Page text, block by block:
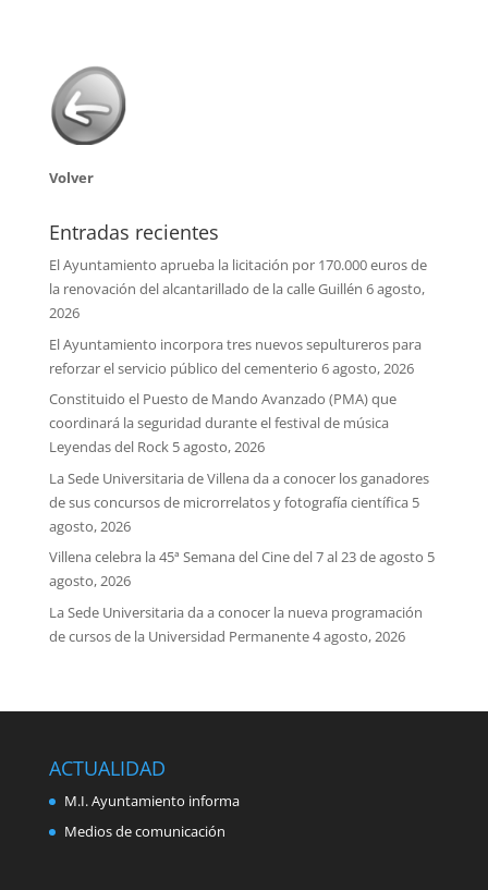
Volver
Entradas recientes
El Ayuntamiento aprueba la licitación por 170.000 euros de
la renovación del alcantarillado de la calle Guillén 6 agosto,
2026
El Ayuntamiento incorpora tres nuevos sepultureros para
reforzar el servicio público del cementerio 6 agosto, 2026
Constituido el Puesto de Mando Avanzado (PMA) que
coordinará la seguridad durante el festival de música
Leyendas del Rock 5 agosto, 2026
La Sede Universitaria de Villena da a conocer los ganadores
de sus concursos de microrrelatos y fotografía científica 5
agosto, 2026
Villena celebra la 45ª Semana del Cine del 7 al 23 de agosto 5
agosto, 2026
La Sede Universitaria da a conocer la nueva programación
de cursos de la Universidad Permanente4 agosto, 2026
ACTUALIDAD
M.I. Ayuntamiento informa
Medios de comunicación